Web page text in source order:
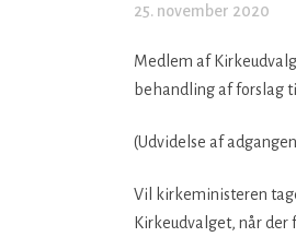
25. november 2020
Medlem af
behandling af forslag
(Udvidelse af
Vil kirkeministeren
Kirkeudvalget, når der